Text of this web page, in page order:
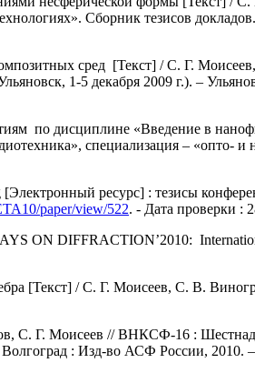
Сборник тезисов
сред [Текст] / С. Г.
1-5 декабря 2009 г.). –
по дисциплине «Введение в
специализация – «опто-
ресурс] : тезисы
paper/view/522. - Дата проверки :
ON DIFFRACTION’2010:
[Текст] / С. Г. Моисеев, С. В.
Г. Моисеев // ВНКСФ-16 :
Волгоград : Изд-во АСФ России, 2010.